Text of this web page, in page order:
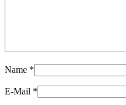
Name *
E-Mail *